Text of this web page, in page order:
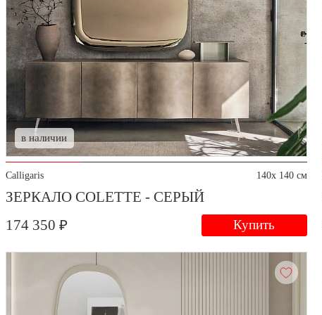
в наличии
Calligaris 140x 140 см
ЗЕРКАЛО COLETTE - СЕРЫЙ
174 350 ₽
Купить